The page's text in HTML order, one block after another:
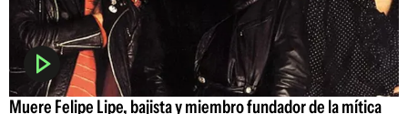
Muere Felipe Lipe, bajista y miembro fundador de la mítica